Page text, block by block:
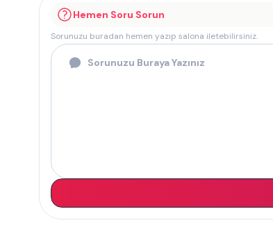
Hemen Soru Sorun
Sorunuzu buradan hemen yazıp salona iletebilirsiniz.